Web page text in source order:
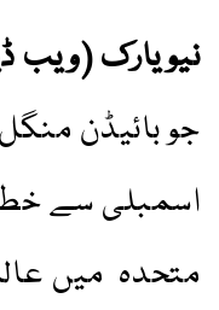
نیویارک
جو بائیڈن
اسمبلی سے
متحدہ میں